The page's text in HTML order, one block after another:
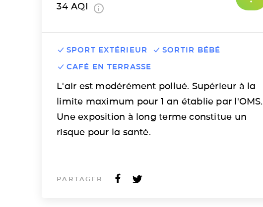
34 AQI
SPORT EXTÉRIEUR
SORTIR BÉBÉ
CAFÉ EN TERRASSE
L'air est modérément pollué. Supérieur à la
limite maximum pour 1 an établie par l'OMS.
Une exposition à long terme constitue un
risque pour la santé.
PARTAGER